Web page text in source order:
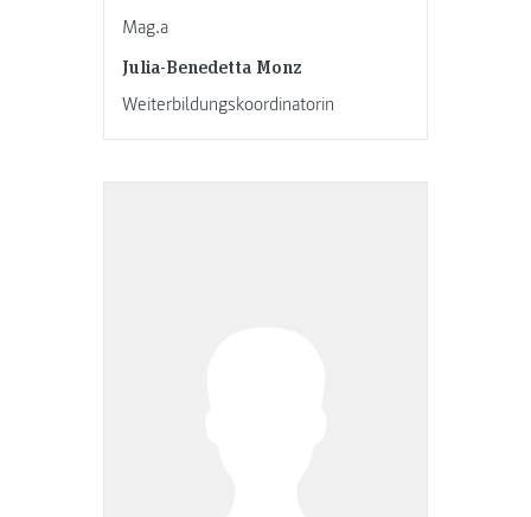
Mag.a
Julia-Benedetta Monz
Weiterbildungskoordinatorin